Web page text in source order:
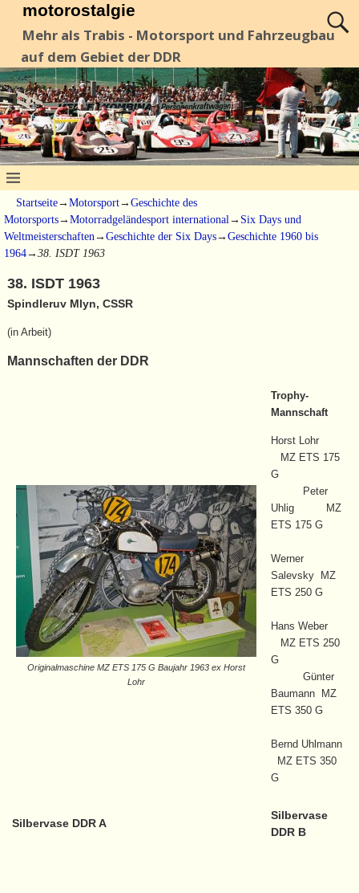
motorostalgie
Mehr als Trabis - Motorsport und Fahrzeugbau
auf dem Gebiet der DDR
Startseite→ Motorsport→ Geschichte des
Motorsports→ Motorradgeländesport international → Six Days und
Weltmeisterschaften → Geschichte der Six Days→ Geschichte 1960 bis
1964→ 38. ISDT 1963
38. ISDT 1963
Spindleruv Mlyn, CSSR
(in Arbeit)
Mannschaften der DDR
Originalmaschine MZ ETS 175 G Baujahr 1963 ex Horst
Lohr
Trophy-
Mannschaft
Horst Lohr
MZ ETS 175
G
Peter
Uhlig MZ
ETS 175 G
Werner
Salevsky MZ
ETS 250 G
Hans Weber
MZ ETS 250
G
Günter
Baumann MZ
ETS 350 G
Bernd Uhlmann
MZ ETS 350
G
Silbervase DDR A
Silbervase
DDR B